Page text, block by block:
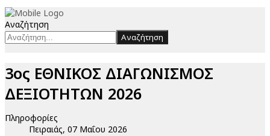
Αναζήτηση
Αναζήτηση
3ος ΕΘΝΙΚΟΣ ΔΙΑΓΩΝΙΣΜΟΣ
ΔΕΞΙΟΤΗΤΩΝ 2026
Πληροφορίες
Πειραιάς, 07 Μαΐου 2026